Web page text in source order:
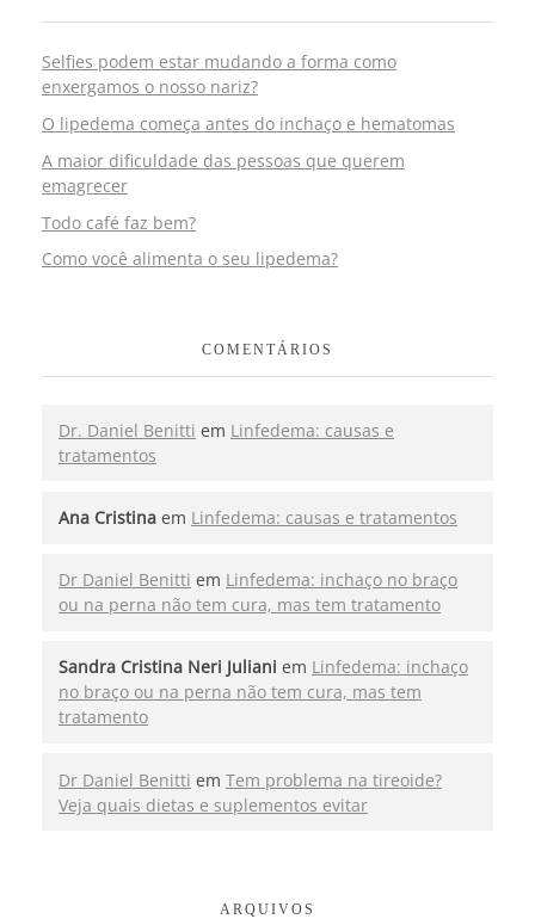
Selfies podem estar mudando a forma como
enxergamos o nosso nariz?
O lipedema começa antes do inchaço e hematomas
A maior dificuldade das pessoas que querem
emagrecer
Todo café faz bem?
Como você alimenta o seu lipedema?
COMENTÁRIOS
Dr. Daniel Benitti em Linfedema: causas e
tratamentos
Ana Cristina em Linfedema: causas e tratamentos
Dr Daniel Benitti em Linfedema: inchaço no braço
ou na perna não tem cura, mas tem tratamento
Sandra Cristina Neri Juliani em Linfedema: inchaço
no braço ou na perna não tem cura, mas tem
tratamento
Dr Daniel Benitti em Tem problema na tireoide?
Veja quais dietas e suplementos evitar
ARQUIVOS